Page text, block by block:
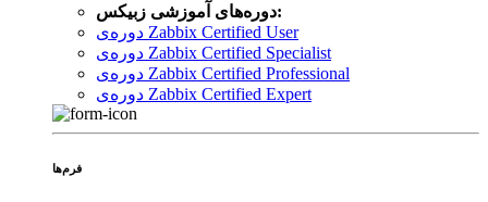
دوره‌های آموزشی زبیکس:
دوره‌ی Zabbix Certified User
دوره‌ی Zabbix Certified Specialist
دوره‌ی Zabbix Certified Professional
دوره‌ی Zabbix Certified Expert
فرم‌ها